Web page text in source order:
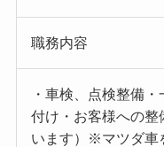
職務内容
・車検、点検整備
付け・お客様への整
います）※マツダ車